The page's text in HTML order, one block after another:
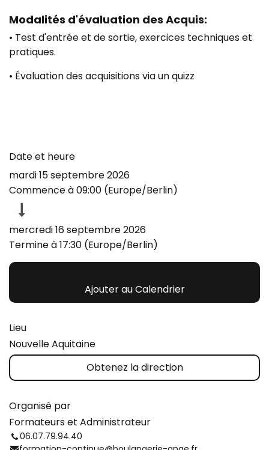
Modalités d'évaluation des Acquis:
• Test d'entrée et de sortie, exercices techniques et
pratiques.
• Évaluation des acquisitions via un quizz
Date et heure
mardi 15 septembre 2026
Commence à09:00 (Europe/Berlin)
mercredi 16 septembre 2026
Termine à17:30 (Europe/Berlin)
Ajouter au Calendrier
Lieu
Nouvelle Aquitaine
Obtenez la direction
Organisé par
Formateurs et Administrateur
06.07.79.94.40